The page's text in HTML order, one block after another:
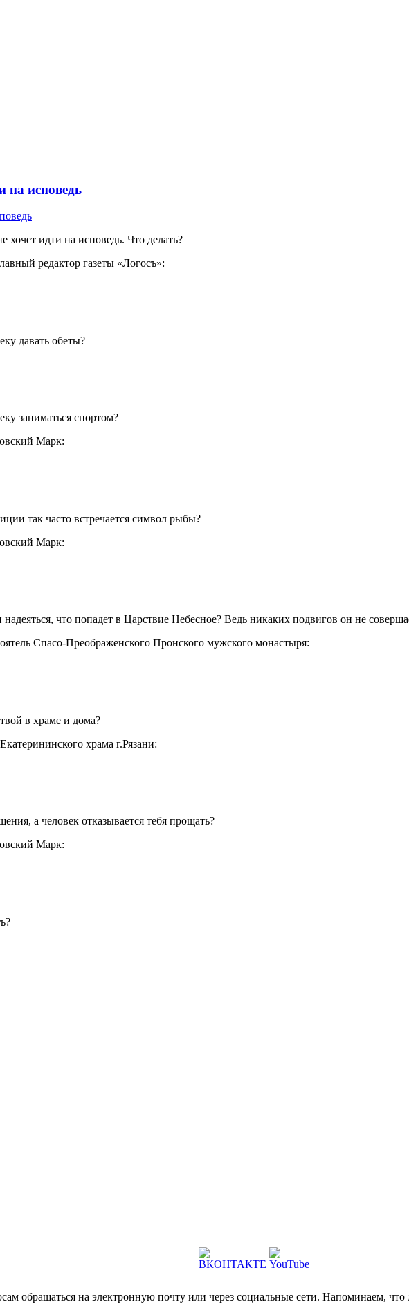
на исповедь
идти на исповедь. Что делать?
редактор газеты «Логосъ»:
давать обеты?
заниматься спортом?
Марк:
так часто встречается символ рыбы?
Марк:
что попадет в Царствие Небесное? Ведь никаких подвигов он не
Спасо-Преображенского Пронского мужского монастыря:
в храме и дома?
храма г.Рязани:
а человек отказывается тебя прощать?
Марк:
обращаться на электронную почту или через социальные сети. Напоминаем, что